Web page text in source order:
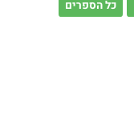
כל הספרים